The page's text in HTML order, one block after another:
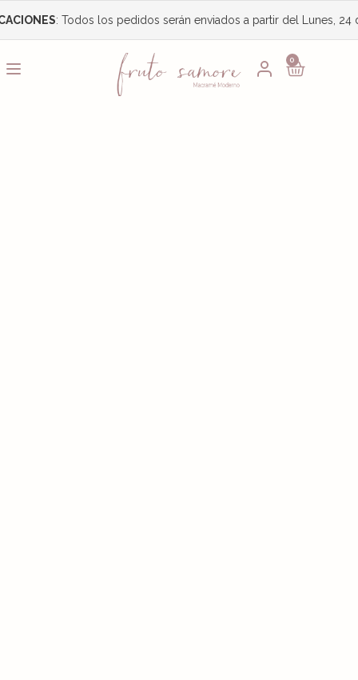
: Todos los pedidos serán enviados a partir del Lunes, 24 de
0